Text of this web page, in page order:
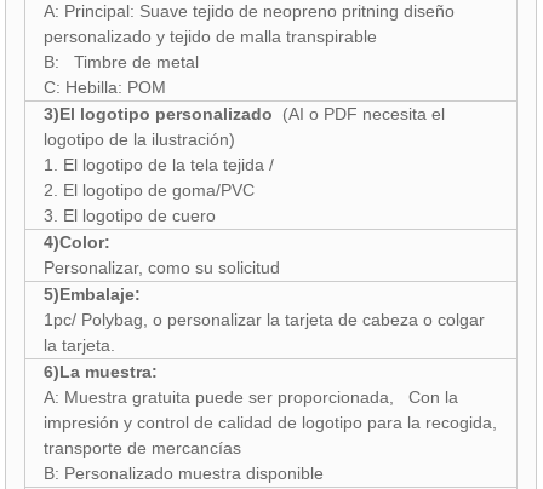
A: Principal: Suave tejido de neopreno pritning diseño
personalizado y tejido de malla transpirable
B: Timbre de metal
C: Hebilla: POM
3)El logotipo personalizado (AI o PDF necesita el
logotipo de la ilustración)
1. El logotipo de la tela tejida /
2. El logotipo de goma/PVC
3. El logotipo de cuero
4)Color:
Personalizar, como su solicitud
5)Embalaje:
1pc/ Polybag, o personalizar la tarjeta de cabeza o colgar
la tarjeta.
6)La muestra:
A: Muestra gratuita puede ser proporcionada, Con la
impresión y control de calidad de logotipo para la recogida,
transporte de mercancías
B: Personalizado muestra disponible